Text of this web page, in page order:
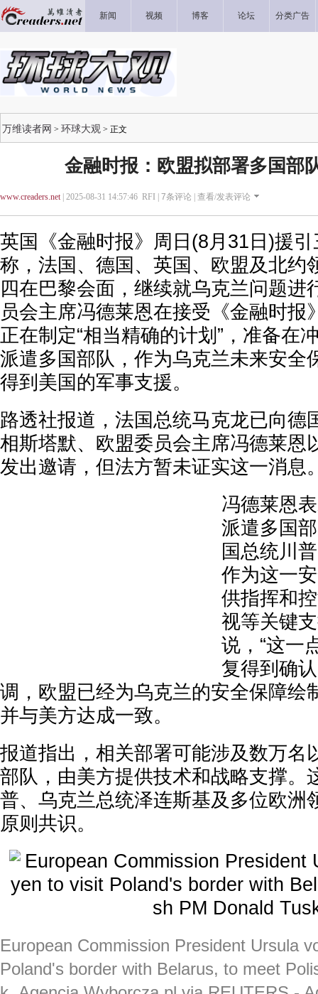
新闻 视频 博客 论坛 分类广告
万维读者网 > 环球大观 > 正文
金融时报：欧盟拟部署多国部
www.creaders.net| 2025-08-31 14:57:46 RFI | 7条评论 | 查看/发表评论
英国《金融时报》周日(8月31日)援
称，法国、德国、英国、欧盟及北约
四在巴黎会面，继续就乌克兰问题进
员会主席冯德莱恩在接受《金融时报
正在制定“相当精确的计划”，准备在
派遣多国部队，作为乌克兰未来安全
得到美国的军事支援。
路透社报道，法国总统马克龙已向德
相斯塔默、欧盟委员会主席冯德莱恩
发出邀请，但法方暂未证实这一消息
冯德莱恩
派遣多国
国总统川
作为这一
供指挥和
视等关键
说，“这一
复得到确
调，欧盟已经为乌克兰的安全保障绘
并与美方达成一致。
报道指出，相关部署可能涉及数万名
部队，由美方提供技术和战略支撑。
普、乌克兰总统泽连斯基及多位欧洲
原则共识。
European Commission President Ursula
Poland's border with Belarus, to meet